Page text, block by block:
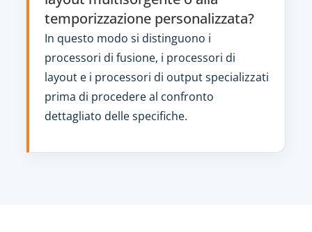
temporizzazione personalizzata?
In questo modo si distinguono i
processori di fusione, i processori di
layout e i processori di output specializzati
prima di procedere al confronto
dettagliato delle specifiche.